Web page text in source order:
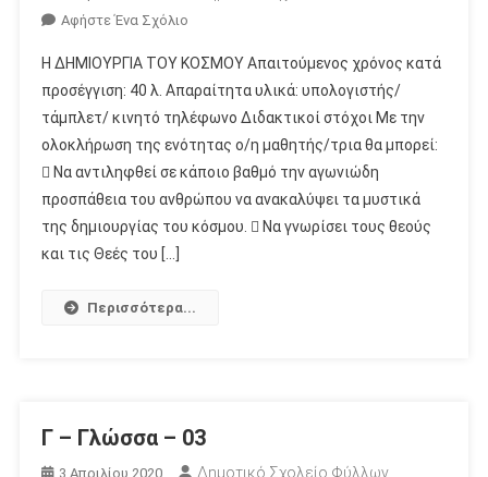
Αφήστε Ένα ΣχόλιοΓια
Γ
–
Ιστορία
–
01
Η ΔΗΜΙΟΥΡΓΙΑ ΤΟΥ ΚΟΣΜΟΥ Απαιτούμενος χρόνος κατά
προσέγγιση: 40 λ. Απαραίτητα υλικά: υπολογιστής/
τάμπλετ/ κινητό τηλέφωνο Διδακτικοί στόχοι Με την
ολοκλήρωση της ενότητας ο/η μαθητής/τρια θα μπορεί:
 Να αντιληφθεί σε κάποιο βαθμό την αγωνιώδη
προσπάθεια του ανθρώπου να ανακαλύψει τα μυστικά
της δημιουργίας του κόσμου.  Να γνωρίσει τους θεούς
και τις Θεές του […]
Περισσότερα...
Γ – Γλώσσα – 03
3 Απριλίου 2020 Δημοτικό Σχολείο Φύλλων